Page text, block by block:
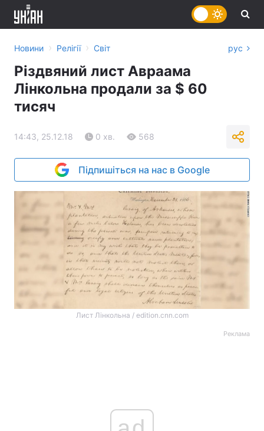
Новини › Релігії › Світ рус
Різдвяний лист Авраама
Лінкольна продали за $ 60
тисяч
14:43, 25.12.18 0 хв. 568
Підпишіться на нас в Google
Лист Лінкольна / edition.cnn.com
Реклама